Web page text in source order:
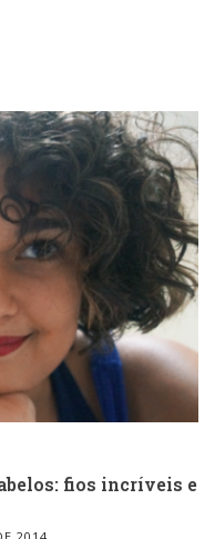
fios incríveis e